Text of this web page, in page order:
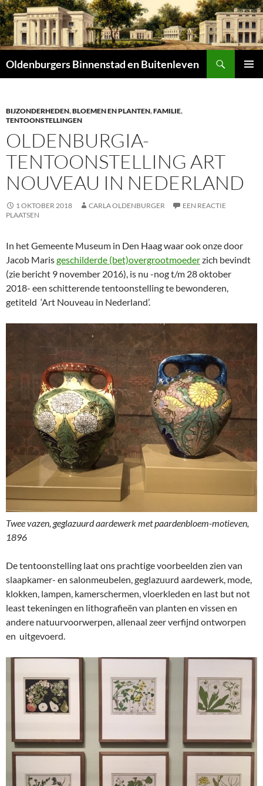
Oldenburgers Binnenstad en Buitenleven
BIJZONDERHEDEN,BLOEMEN EN PLANTEN,FAMILIE,
TENTOONSTELLINGEN
OLDENBURGIA-
TENTOONSTELLING ART
NOUVEAU IN NEDERLAND
1 OKTOBER 2018 CARLA OLDENBURGER
EEN REACTIE
PLAATSEN
In het Gemeente Museum in Den Haag waar ook onze door
Jacob Marisgeschilderde (bet)overgrootmoederzich bevindt
(zie bericht 9 november 2016), is nu -nog t/m 28 oktober
2018- een schitterende tentoonstelling te bewonderen,
getiteld ‘Art Nouveau in Nederland’.
Twee vazen, geglazuurd aardewerk met paardenbloem-motieven,
1896
De tentoonstelling laat ons prachtige voorbeelden zien van
slaapkamer- en salonmeubelen, geglazuurd aardewerk, mode,
klokken, lampen, kamerschermen, vloerkleden en last but not
least tekeningen en lithografieën van planten en vissen en
andere natuurvoorwerpen, allenaal zeer verfijnd ontworpen
en uitgevoerd.